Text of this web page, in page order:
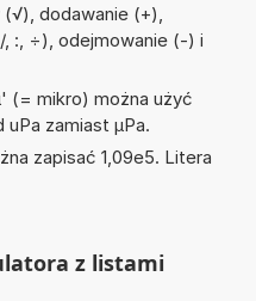
dodawanie (+),
, :, ÷), odejmowanie (-) i
(= mikro) można użyć
uPa zamiast µPa.
zapisać 1,09e5. Litera
z listami